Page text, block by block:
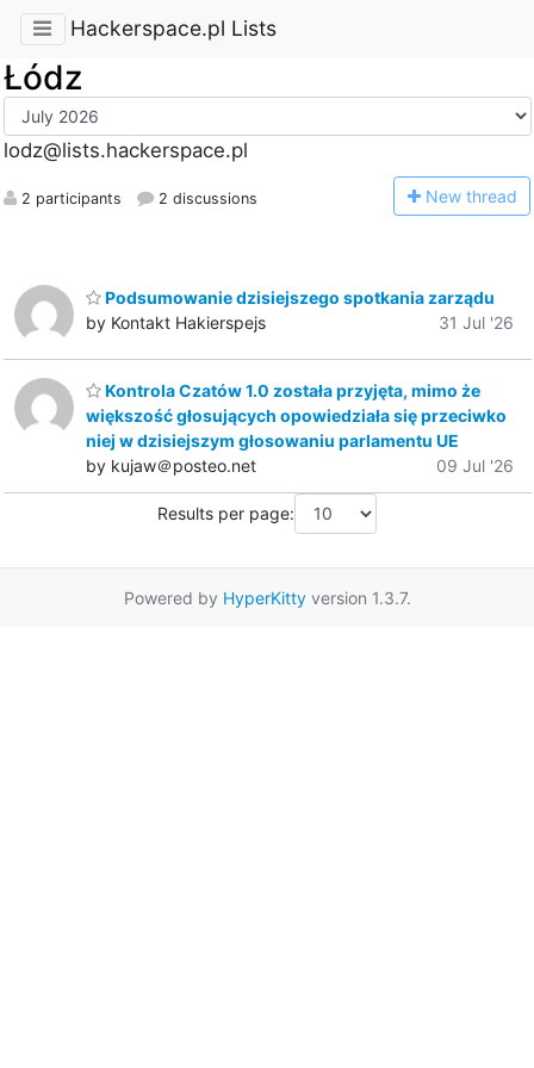
Hackerspace.pl Lists
Łódz
lodz@lists.hackerspace.pl
2 participants 2 discussions New thread
Podsumowanie dzisiejszego spotkania zarządu
by Kontakt Hakierspejs
31 Jul '26
Kontrola Czatów 1.0 została przyjęta, mimo że
większość głosujących opowiedziała się przeciwko
niej w dzisiejszym głosowaniu parlamentu UE
by kujaw＠posteo.net
09 Jul '26
Results per page:
Powered by HyperKittyversion 1.3.7.